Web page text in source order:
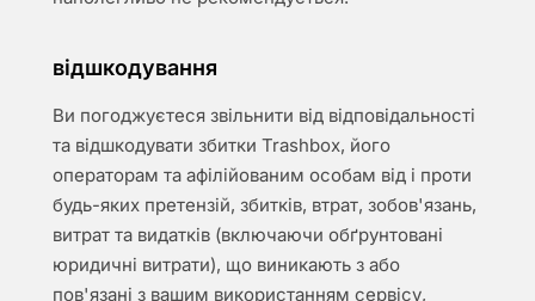
відшкодування
Ви погоджуєтеся звільнити від відповідальності
та відшкодувати збитки Trashbox, його
операторам та афілійованим особам від і проти
будь-яких претензій, збитків, втрат, зобов'язань,
витрат та видатків (включаючи обґрунтовані
юридичні витрати), що виникають з або
пов'язані з вашим використанням сервісу,